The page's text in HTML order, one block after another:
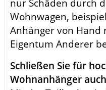
nur Schäden durch
Wohnwagen,
Anhänger von
Eigentum Anderer
Schließen Sie für
Wohnanhänger